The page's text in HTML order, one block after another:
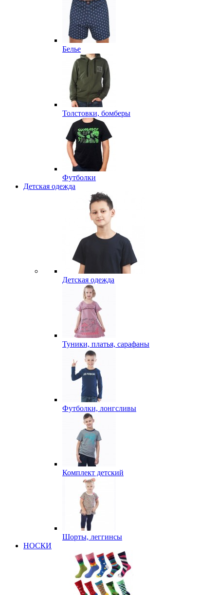
Белье
Толстовки, бомберы
Футболки
Детская одежда
Детская одежда
Туники, платья, сарафаны
Футболки, лонгсливы
Комплект детский
Шорты, леггинсы
НОСКИ